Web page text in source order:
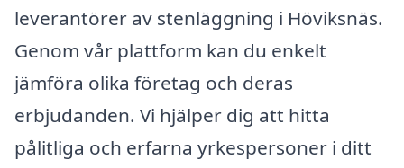
leverantörer av stenläggning i Höviksnäs.
Genom vår plattform kan du enkelt
jämföra olika företag och deras
erbjudanden. Vi hjälper dig att hitta
pålitliga och erfarna yrkespersoner i ditt